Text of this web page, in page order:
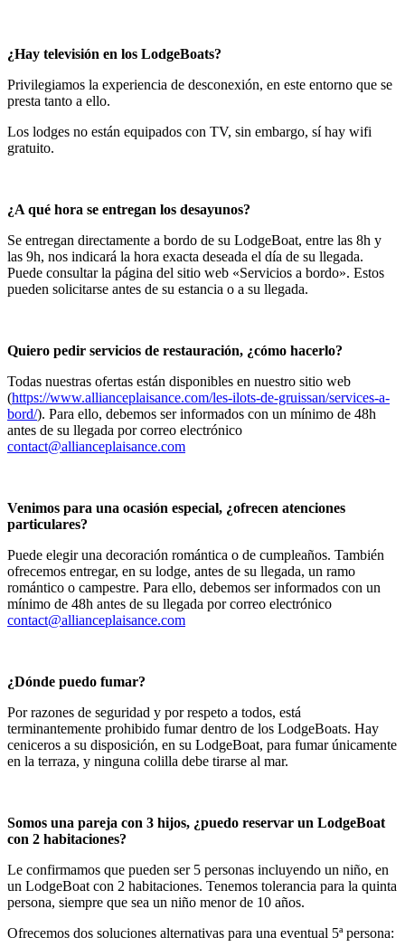
¿Hay televisión en los LodgeBoats?
Privilegiamos la experiencia de desconexión, en este entorno que se
presta tanto a ello.
Los lodges no están equipados con TV, sin embargo, sí hay wifi
gratuito.
¿A qué hora se entregan los desayunos?
Se entregan directamente a bordo de su LodgeBoat, entre las 8h y
las 9h, nos indicará la hora exacta deseada el día de su llegada.
Puede consultar la página del sitio web «Servicios a bordo». Estos
pueden solicitarse antes de su estancia o a su llegada.
Quiero pedir servicios de restauración, ¿cómo hacerlo?
Todas nuestras ofertas están disponibles en nuestro sitio web
(https://www.allianceplaisance.com/les-ilots-de-gruissan/services-a-
bord/). Para ello, debemos ser informados con un mínimo de 48h
antes de su llegada por correo electrónico
contact@allianceplaisance.com
Venimos para una ocasión especial, ¿ofrecen atenciones
particulares?
Puede elegir una decoración romántica o de cumpleaños. También
ofrecemos entregar, en su lodge, antes de su llegada, un ramo
romántico o campestre. Para ello, debemos ser informados con un
mínimo de 48h antes de su llegada por correo electrónico
contact@allianceplaisance.com
¿Dónde puedo fumar?
Por razones de seguridad y por respeto a todos, está
terminantemente prohibido fumar dentro de los LodgeBoats. Hay
ceniceros a su disposición, en su LodgeBoat, para fumar únicamente
en la terraza, y ninguna colilla debe tirarse al mar.
Somos una pareja con 3 hijos, ¿puedo reservar un LodgeBoat
con 2 habitaciones?
Le confirmamos que pueden ser 5 personas incluyendo un niño, en
un LodgeBoat con 2 habitaciones. Tenemos tolerancia para la quinta
persona, siempre que sea un niño menor de 10 años.
Ofrecemos dos soluciones alternativas para una eventual 5ª persona: